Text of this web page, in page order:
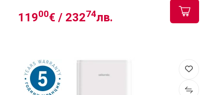
11900€ / 23274лв.